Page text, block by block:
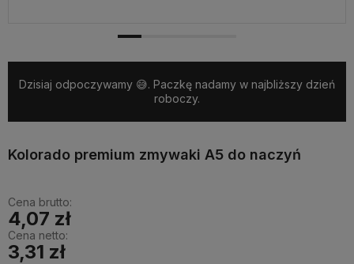
Dzisiaj odpoczywamy 😅. Paczkę nadamy w najbliższy dzień
roboczy.
Kolorado premium zmywaki A5 do naczyń
Cena brutto:
4,07 zł
Cena netto:
3,31 zł